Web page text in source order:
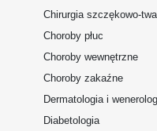
Chirurgia szczękowo-
Choroby płuc
Choroby wewnętrzne
Choroby zakaźne
Dermatologia i
Diabetologia